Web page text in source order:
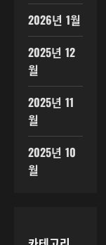
2026년 1월
2025년 12
월
2025년 11
월
2025년 10
월